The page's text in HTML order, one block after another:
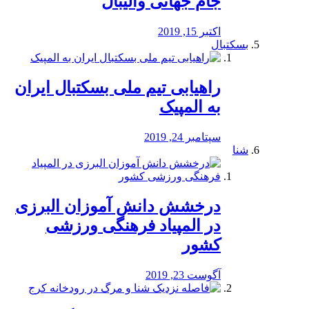
اکتبر 15, 2019
بسکتبال
راهیابی تیم ملی بسکتبال ایران
به المپیک
سپتامبر 24, 2019
شنا
درخشش دانش آموزان البرزی
در المپیاد فرهنگی ورزشی
کشور
آگوست 23, 2019